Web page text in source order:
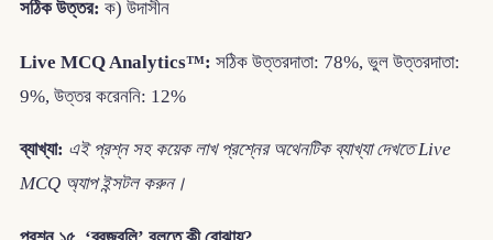
সঠিক উত্তর: ক) উদাসীন
Live MCQ Analytics™: সঠিক উত্তরদাতা: 78%, ভুল উত্তরদাতা:
9%, উত্তর করেননি: 12%
ব্যাখ্যা: এই প্রশ্ন সহ কয়েক লাখ প্রশ্নের অথেনটিক ব্যাখ্যা দেখতে Live
MCQ অ্যাপ ইন্সটল করুন।